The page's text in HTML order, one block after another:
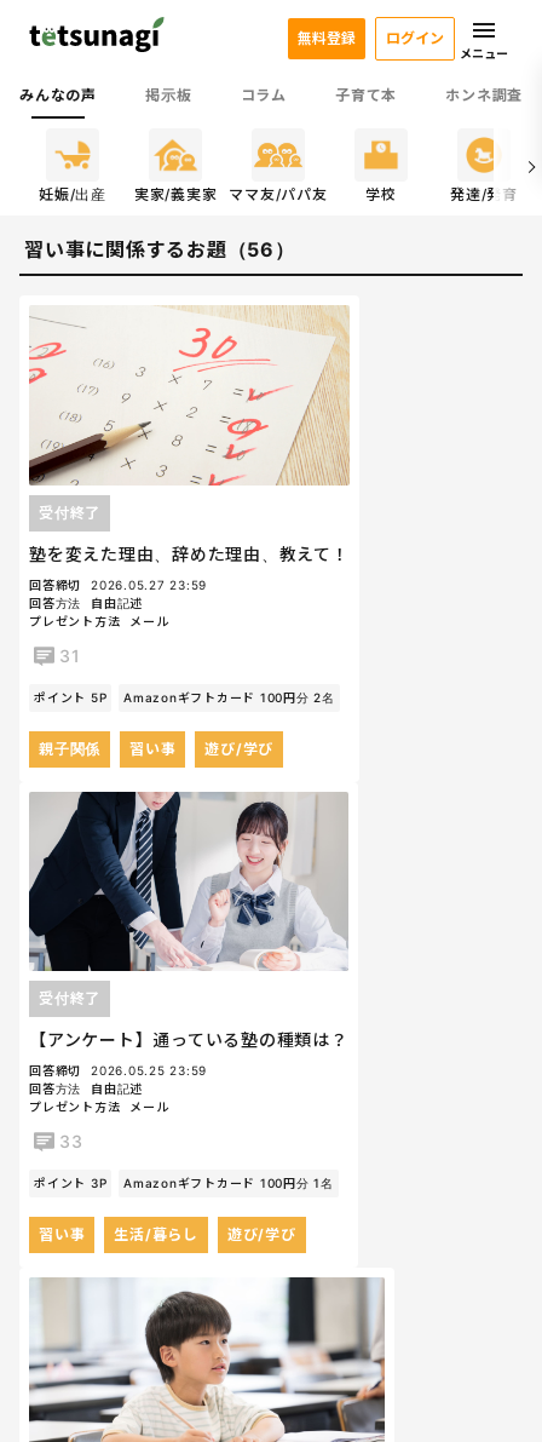
みんなの声 掲示板 コラム 子育て本 ホンネ調査
無料登録 ログイン
メニュー
妊娠/出産 実家/義実家 ママ友/パパ友 学校 発達/発育
習い事に関係するお題（56）
塾を変えた理由、辞めた理由、教えて！
受付終了
回答締切
2026.05.27 23:59
回答方法
自由記述
プレゼント方法
メール
31
ポイント 5P Amazonギフトカード 100円分 2名
親子関係 習い事 遊び/学び
【アンケート】通っている塾の種類は？
受付終了
回答締切
2026.05.25 23:59
回答方法
自由記述
プレゼント方法
メール
33
ポイント 3P Amazonギフトカード 100円分 1名
習い事 生活/暮らし 遊び/学び